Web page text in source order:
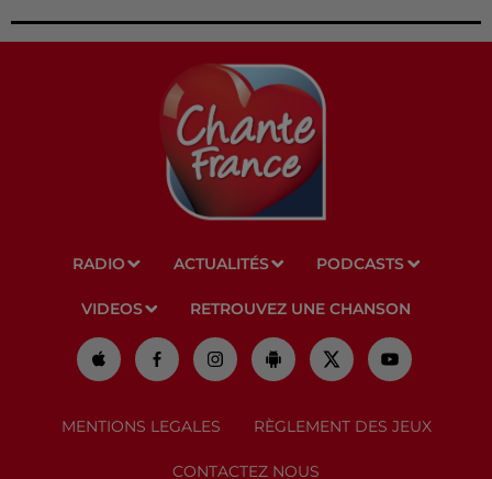
RADIO ACTUALITÉS PODCASTS
VIDEOS RETROUVEZ UNE CHANSON
MENTIONS LEGALES RÈGLEMENT DES JEUX
CONTACTEZ NOUS